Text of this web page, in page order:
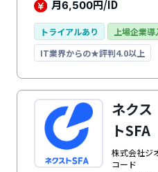
す。アクション管理機能や
化します。また、slackや
Sansanなどの名刺管理ツー
ールと連携できるため、営
月6,500円/ID
トライアルあり
上場企業
IT業界からの★評判4.0以上
ネクス
トSFA
株式会社ジ
コード